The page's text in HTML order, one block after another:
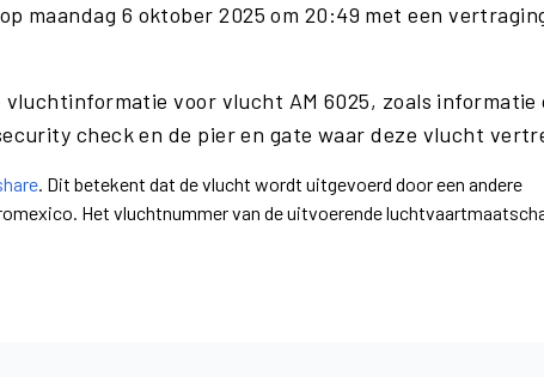
maandag 6 oktober 2025 om 20:49 met een
vluchtinformatie voor vlucht AM 6025, zoals informatie
check en de pier en gate waar deze vlucht
. Dit betekent dat de vlucht wordt uitgevoerd door een andere
Het vluchtnummer van de uitvoerende